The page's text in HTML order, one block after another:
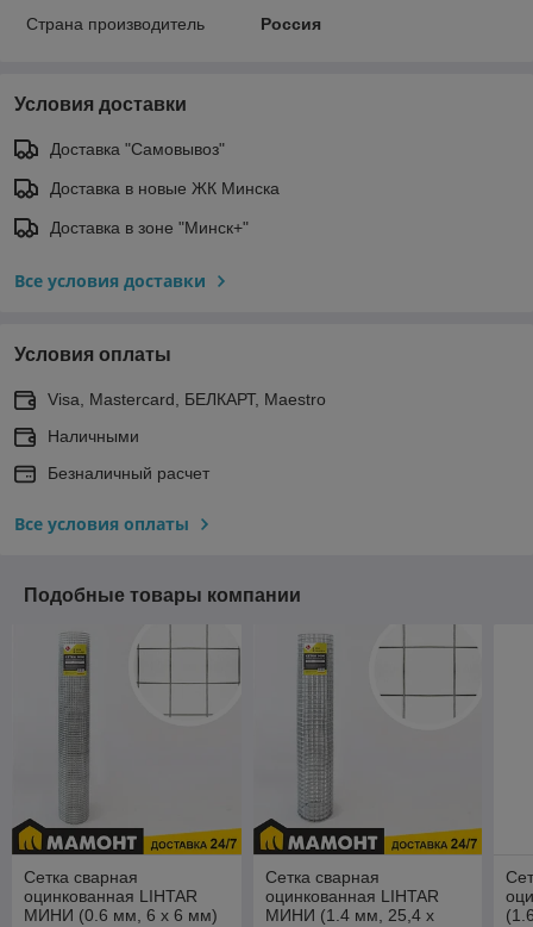
Страна производитель
Россия
Условия доставки
Доставка "Самовывоз"
Доставка в новые ЖК Минска
Доставка в зоне "Минск+"
Все условия доставки
Условия оплаты
Visa, Mastercard, БЕЛКАРТ, Maestro
Наличными
Безналичный расчет
Все условия оплаты
Подобные товары компании
Сетка сварная
оцинкованная LIHTAR
МИНИ (0.6 мм, 6 x 6 мм)
Сетка сварная
оцинкованная LIHTAR
МИНИ (1.4 мм, 25,4 x